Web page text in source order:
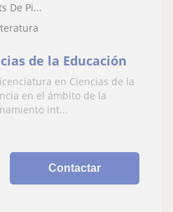
De Pi...
de la Educación
en Ciencias de la
en el ámbito de la
int...
Contactar